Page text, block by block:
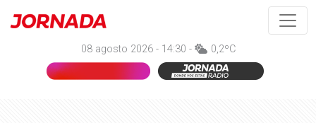
08 agosto 2026 - 14:30 - 0,2ºC